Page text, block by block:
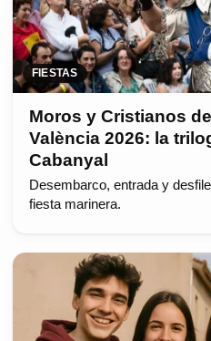
FIESTAS
Moros y Cristianos
València 2026: la
Cabanyal
Desembarco, entrada y
fiesta marinera.